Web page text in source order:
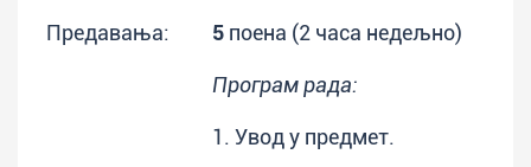
Предавања: 5 поена (2 часа недељно)
Програм рада:
1. Увод у предмет.